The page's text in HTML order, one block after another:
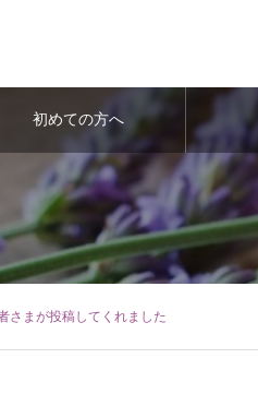
初めての方へ
さまが投稿してくれました